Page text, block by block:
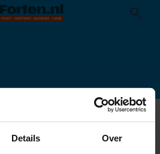
Details Over
VIANEN1 (1)